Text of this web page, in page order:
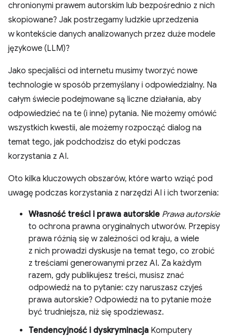
chronionymi prawem autorskim lub bezpośrednio z nich
skopiowane? Jak postrzegamy ludzkie uprzedzenia
w kontekście danych analizowanych przez duże modele
językowe (LLM)?
Jako specjaliści od internetu musimy tworzyć nowe
technologie w sposób przemyślany i odpowiedzialny. Na
całym świecie podejmowane są liczne działania, aby
odpowiedzieć na te (i inne) pytania. Nie możemy omówić
wszystkich kwestii, ale możemy rozpocząć dialog na
temat tego, jak podchodzisz do etyki podczas
korzystania z AI.
Oto kilka kluczowych obszarów, które warto wziąć pod
uwagę podczas korzystania z narzędzi AI i ich tworzenia:
Własność treści i prawa autorskie Prawa autorskie
to ochrona prawna oryginalnych utworów. Przepisy
prawa różnią się w zależności od kraju, a wiele
z nich prowadzi dyskusje na temat tego, co zrobić
z treściami generowanymi przez AI. Za każdym
razem, gdy publikujesz treści, musisz znać
odpowiedź na to pytanie: czy naruszasz czyjeś
prawa autorskie? Odpowiedź na to pytanie może
być trudniejsza, niż się spodziewasz.
Tendencyjność i dyskryminacja Komputery